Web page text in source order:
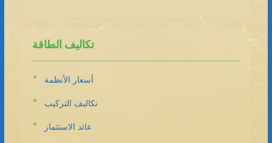
تكاليف الطاقة
أسعار الأنظمة
تكاليف التركيب
عائد الاستثمار